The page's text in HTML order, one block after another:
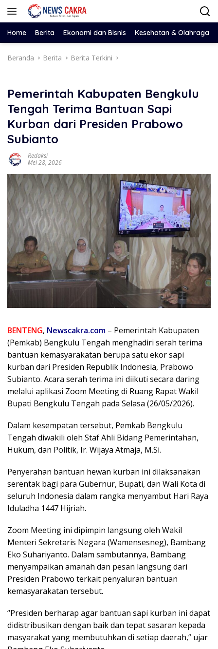
Langsung
Home Berita Ekonomi dan Bisnis Kesehatan & Olahraga
Beranda Berita Berita Terkini
Pemerintah Kabupaten Bengkulu
Tengah Terima Bantuan Sapi
Kurban dari Presiden Prabowo
Subianto
Redaksi
Mei 28, 2026
BENTENG, Newscakra.com – Pemerintah Kabupaten
(Pemkab) Bengkulu Tengah menghadiri serah terima
bantuan kemasyarakatan berupa satu ekor sapi
kurban dari Presiden Republik Indonesia, Prabowo
Subianto. Acara serah terima ini diikuti secara daring
melalui aplikasi Zoom Meeting di Ruang Rapat Wakil
Bupati Bengkulu Tengah pada Selasa (26/05/2026).
Dalam kesempatan tersebut, Pemkab Bengkulu
Tengah diwakili oleh Staf Ahli Bidang Pemerintahan,
Hukum, dan Politik, Ir. Wijaya Atmaja, M.Si.
Penyerahan bantuan hewan kurban ini dilaksanakan
serentak bagi para Gubernur, Bupati, dan Wali Kota di
seluruh Indonesia dalam rangka menyambut Hari Raya
Iduladha 1447 Hijriah.
Zoom Meeting ini dipimpin langsung oleh Wakil
Menteri Sekretaris Negara (Wamensesneg), Bambang
Eko Suhariyanto. Dalam sambutannya, Bambang
menyampaikan amanah dan pesan langsung dari
Presiden Prabowo terkait penyaluran bantuan
kemasyarakatan tersebut.
“Presiden berharap agar bantuan sapi kurban ini dapat
didistribusikan dengan baik dan tepat sasaran kepada
masyarakat yang membutuhkan di setiap daerah,” ujar